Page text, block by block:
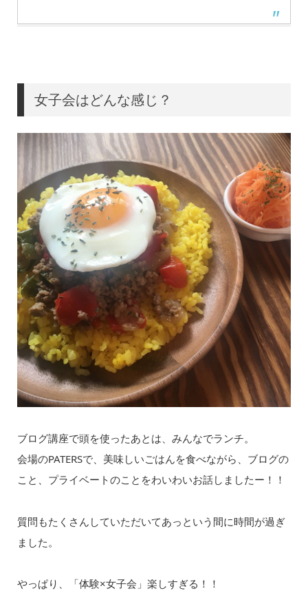
女子会はどんな感じ？
ブログ講座で頭を使ったあとは、みんなでランチ。
会場のPATERSで、美味しいごはんを食べながら、ブログの
こと、プライベートのことをわいわいお話しましたー！！
質問もたくさんしていただいてあっという間に時間が過ぎ
ました。
やっぱり、「体験×女子会」楽しすぎる！！